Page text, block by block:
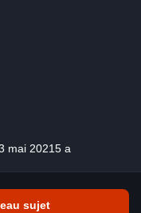
mai 20215 a
sujet